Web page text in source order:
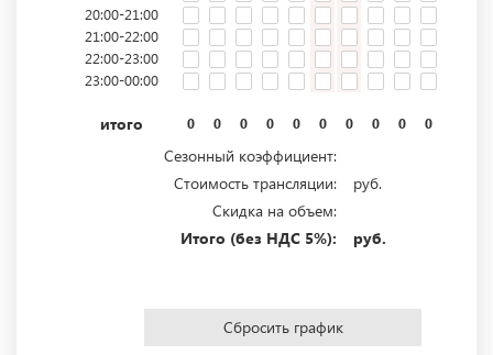
20:00-21:00
21:00-22:00
22:00-23:00
23:00-00:00
итого 0 0 0 0 0 0 0 0 0 0
Сезонный коэффициент:
Стоимость трансляции:
руб.
Скидка на объем:
Итого (без НДС 5%):
руб.
Сбросить график